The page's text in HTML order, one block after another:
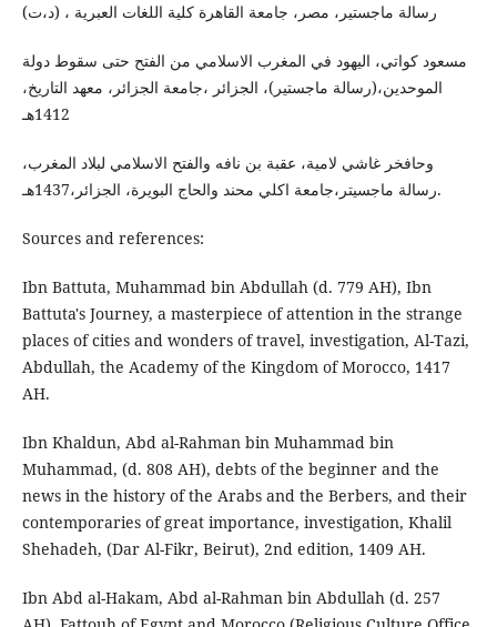
رسالة ماجستير، مصر، جامعة القاهرة كلية اللغات العبرية ، (د،ت)
مسعود كواتي، اليهود في المغرب الاسلامي من الفتح حتى سقوط دولة
الموحدين،(رسالة ماجستير)، الجزائر ،جامعة الجزائر، معهد التاريخ،
1412هـ
وحافخر غاشي لامية، عقبة بن نافه والفتح الاسلامي لبلاد المغرب،
رسالة ماجسيتر،جامعة اكلي محند والحاج البويرة، الجزائر،1437هـ.
Sources and references:
Ibn Battuta, Muhammad bin Abdullah (d. 779 AH), Ibn
Battuta's Journey, a masterpiece of attention in the strange
places of cities and wonders of travel, investigation, Al-Tazi,
Abdullah, the Academy of the Kingdom of Morocco, 1417
AH.
Ibn Khaldun, Abd al-Rahman bin Muhammad bin
Muhammad, (d. 808 AH), debts of the beginner and the
news in the history of the Arabs and the Berbers, and their
contemporaries of great importance, investigation, Khalil
Shehadeh, (Dar Al-Fikr, Beirut), 2nd edition, 1409 AH.
Ibn Abd al-Hakam, Abd al-Rahman bin Abdullah (d. 257